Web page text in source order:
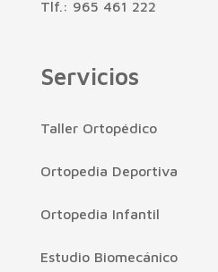
Tlf.: 965 461 222
Servicios
Taller Ortopédico
Ortopedia Deportiva
Ortopedia Infantil
Estudio Biomecánico